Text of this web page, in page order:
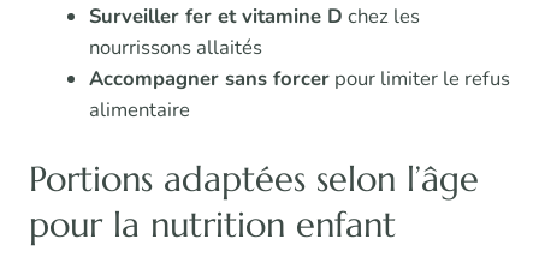
Surveiller fer et vitamine D chez les
nourrissons allaités
Accompagner sans forcerpour limiter le refus
alimentaire
Portions adaptées selon l’âge
pour la nutrition enfant